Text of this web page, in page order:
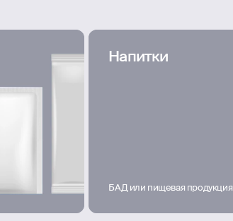
Напитки
БАД или пищевая продукция